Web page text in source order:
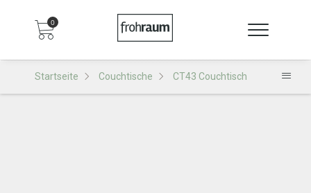
0
Startseite Couchtische CT43 Couchtisch